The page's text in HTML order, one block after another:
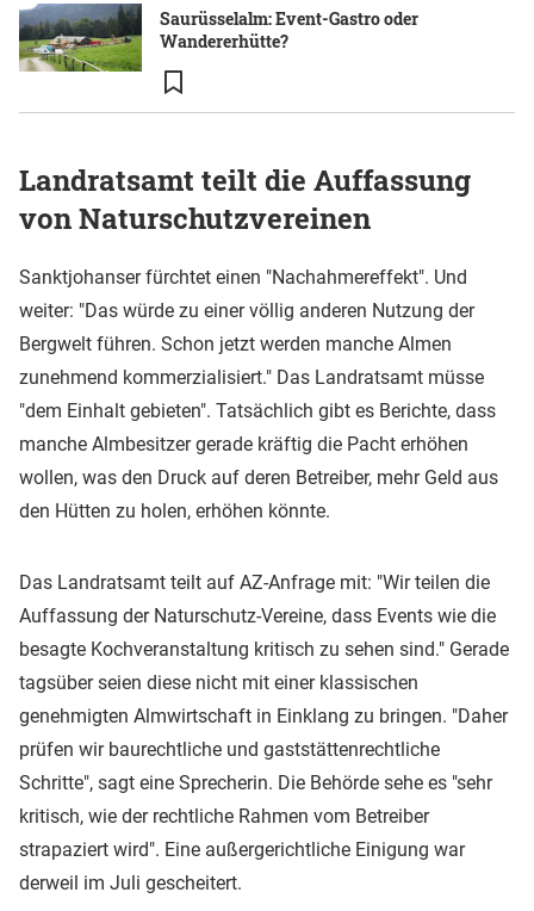
Saurüsselalm: Event-Gastro oder
Wandererhütte?
Landratsamt teilt die Auffassung
von Naturschutzvereinen
Sanktjohanser fürchtet einen "Nachahmereffekt". Und
weiter: "Das würde zu einer völlig anderen Nutzung der
Bergwelt führen. Schon jetzt werden manche Almen
zunehmend kommerzialisiert." Das Landratsamt müsse
"dem Einhalt gebieten". Tatsächlich gibt es Berichte, dass
manche Almbesitzer gerade kräftig die Pacht erhöhen
wollen, was den Druck auf deren Betreiber, mehr Geld aus
den Hütten zu holen, erhöhen könnte.
Das Landratsamt teilt auf AZ-Anfrage mit: "Wir teilen die
Auffassung der Naturschutz-Vereine, dass Events wie die
besagte Kochveranstaltung kritisch zu sehen sind." Gerade
tagsüber seien diese nicht mit einer klassischen
genehmigten Almwirtschaft in Einklang zu bringen. "Daher
prüfen wir baurechtliche und gaststättenrechtliche
Schritte", sagt eine Sprecherin. Die Behörde sehe es "sehr
kritisch, wie der rechtliche Rahmen vom Betreiber
strapaziert wird". Eine außergerichtliche Einigung war
derweil im Juli gescheitert.